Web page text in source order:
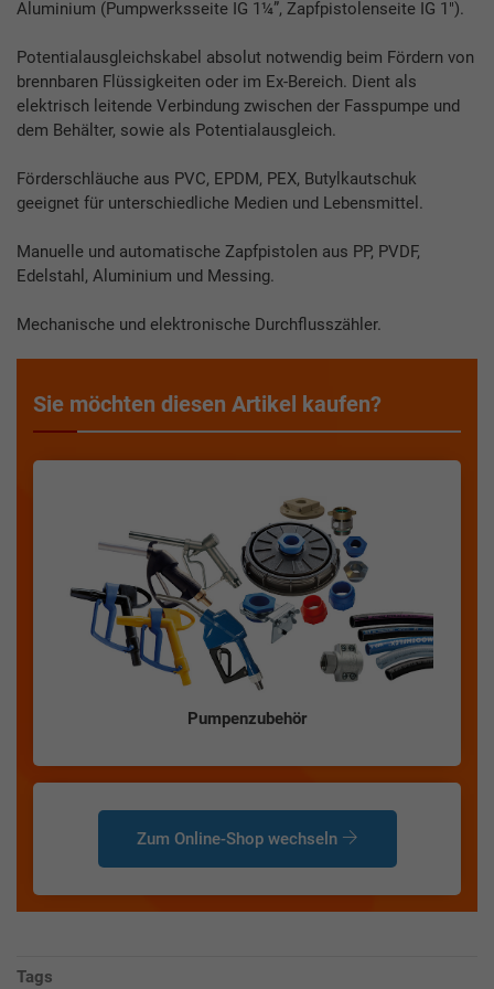
Aluminium (Pumpwerksseite IG 1¼”, Zapfpistolenseite IG 1″).
Potentialausgleichskabel absolut notwendig beim Fördern von
brennbaren Flüssigkeiten oder im Ex-Bereich. Dient als
elektrisch leitende Verbindung zwischen der Fasspumpe und
dem Behälter, sowie als Potentialausgleich.
Förderschläuche aus PVC, EPDM, PEX, Butylkautschuk
geeignet für unterschiedliche Medien und Lebensmittel.
Manuelle und automatische Zapfpistolen aus PP, PVDF,
Edelstahl, Aluminium und Messing.
Mechanische und elektronische Durchflusszähler.
Sie möchten diesen Artikel kaufen?
Pumpenzubehör
Zum Online-Shop wechseln
Tags